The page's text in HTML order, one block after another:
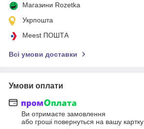
Магазини Rozetka
Укрпошта
Meest ПОШТА
Всі умови доставки
Умови оплати
Ви отримаєте замовлення
або гроші повернуться на вашу картку